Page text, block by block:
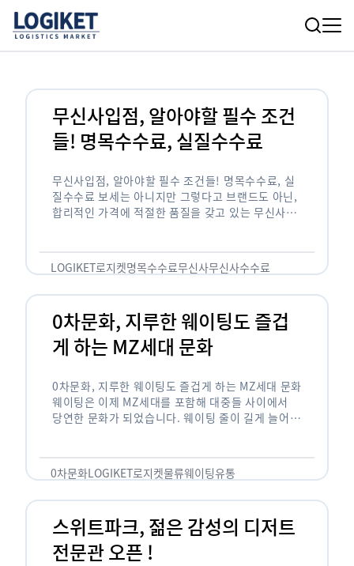
무신사입점, 알아야할 필수 조건
들! 명목수수료, 실질수수료
무신사입점, 알아야할 필수 조건들! 명목수수료, 실
질수수료 보세는 아니지만 그렇다고 브랜드도 아닌,
합리적인 가격에 적절한 품질을 갖고 있는 무신사!
LOGIKET로지켓명목수수료무신사무신사수수료
0차문화, 지루한 웨이팅도 즐겁
게 하는 MZ세대 문화
0차문화, 지루한 웨이팅도 즐겁게 하는 MZ세대 문화
웨이팅은 이제 MZ세대를 포함해 대중들 사이에서
당연한 문화가 되었습니다. 웨이팅 줄이 길게 늘어서
0차문화LOGIKET로지켓물류웨이팅유통
스위트파크, 젊은 감성의 디저트
전문관 오픈 !